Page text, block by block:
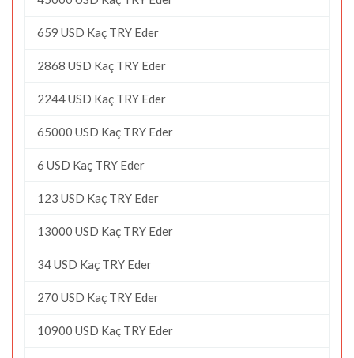
659 USD Kaç TRY Eder
2868 USD Kaç TRY Eder
2244 USD Kaç TRY Eder
65000 USD Kaç TRY Eder
6 USD Kaç TRY Eder
123 USD Kaç TRY Eder
13000 USD Kaç TRY Eder
34 USD Kaç TRY Eder
270 USD Kaç TRY Eder
10900 USD Kaç TRY Eder